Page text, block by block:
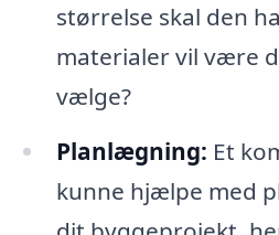
størrelse skal den
materialer vil være
vælge?
Planlægning: Et
kunne hjælpe med